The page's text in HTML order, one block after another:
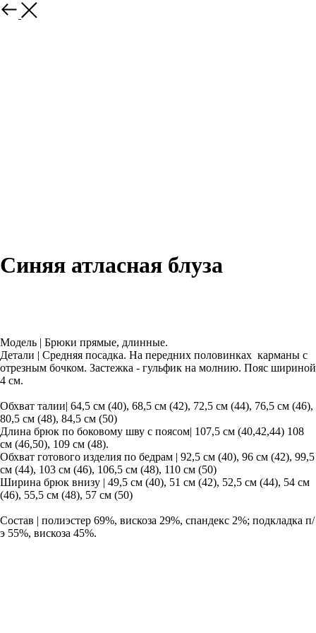
Назад
Синяя атласная блуза
Модель | Брюки прямые, длинные.
Детали | Средняя посадка. На передних половинках карманы с
отрезным бочком. Застежка - гульфик на молнию. Пояс шириной
4 см.
Обхват талии| 64,5 см (40), 68,5 см (42), 72,5 см (44), 76,5 см (46),
80,5 см (48), 84,5 см (50)
Длина брюк по боковому шву с поясом| 107,5 см (40,42,44) 108
см (46,50), 109 см (48).
Обхват готового изделия по бедрам | 92,5 см (40), 96 см (42), 99,5
см (44), 103 см (46), 106,5 см (48), 110 см (50)
Ширина брюк внизу | 49,5 см (40), 51 см (42), 52,5 см (44), 54 см
(46), 55,5 см (48), 57 см (50)
Состав | полиэстер 69%, вискоза 29%, спандекс 2%; подкладка п/
э 55%, вискоза 45%.